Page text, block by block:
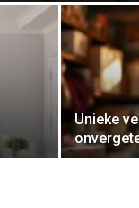
Unieke